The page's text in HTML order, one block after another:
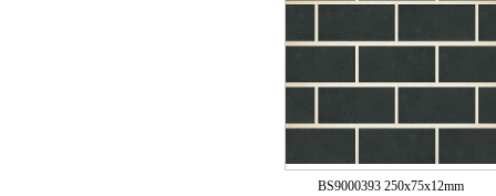
BS9000393 250x75x12mm